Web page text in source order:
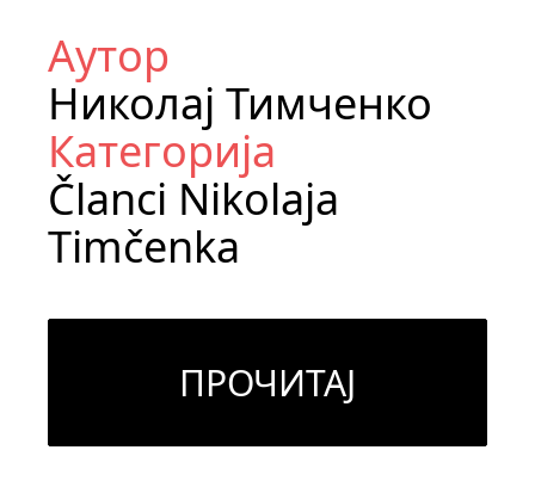
Аутор
Николај Тимченко
Категорија
Članci Nikolaja
Timčenka
ПРОЧИТАЈ